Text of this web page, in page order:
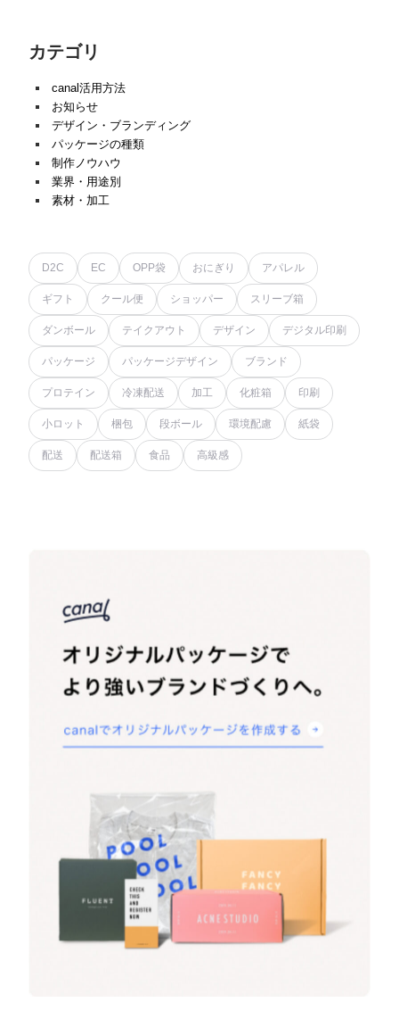
カテゴリ
canal活用方法
お知らせ
デザイン・ブランディング
パッケージの種類
制作ノウハウ
業界・用途別
素材・加工
D2C EC OPP袋 おにぎり アパレル
ギフト クール便 ショッパー スリーブ箱
ダンボール テイクアウト デザイン デジタル印刷
パッケージ パッケージデザイン ブランド
プロテイン 冷凍配送 加工 化粧箱 印刷
小ロット 梱包 段ボール 環境配慮 紙袋
配送 配送箱 食品 高級感